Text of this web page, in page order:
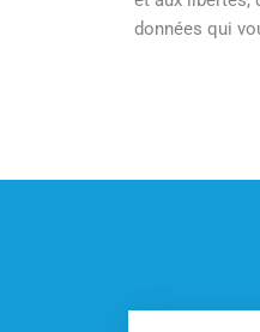
données qui